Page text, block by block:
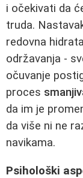
i očekivati da
truda.
redovna
održavanja -
očuvanje
proces
da im je
da više ni ne
navikama.
Psihološki